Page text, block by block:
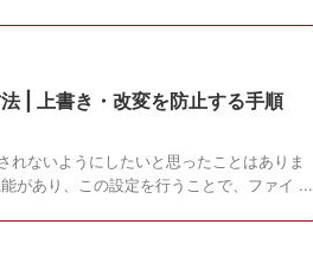
| 上書き・改変を防止する手順
ないようにしたいと思ったことはありま
があり、この設定を行うことで、ファイ ...